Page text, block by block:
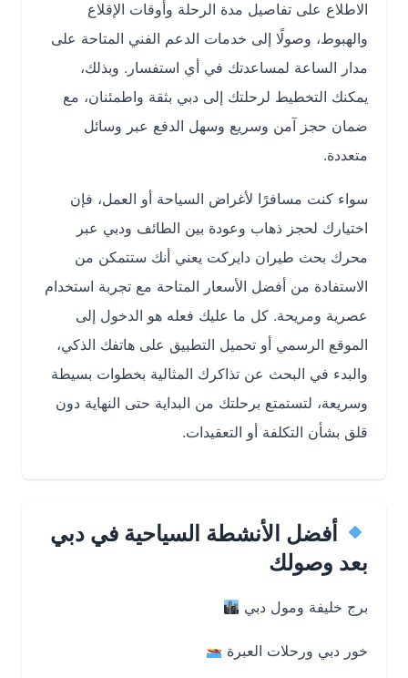
الاطلاع على تفاصيل مدة الرحلة وأوقات الإقلاع
والهبوط، وصولًا إلى خدمات الدعم الفني المتاحة على
مدار الساعة لمساعدتك في أي استفسار. وبذلك،
يمكنك التخطيط لرحلتك إلى دبي بثقة واطمئنان، مع
ضمان حجز آمن وسريع وسهل الدفع عبر وسائل
متعددة.
سواء كنت مسافرًا لأغراض السياحة أو العمل، فإن
اختيارك لحجز ذهاب وعودة بين الطائف ودبي عبر
محرك بحث طيران دايركت يعني أنك ستتمكن من
الاستفادة من أفضل الأسعار المتاحة مع تجربة استخدام
عصرية ومريحة. كل ما عليك فعله هو الدخول إلى
الموقع الرسمي أو تحميل التطبيق على هاتفك الذكي،
والبدء في البحث عن تذاكرك المثالية بخطوات بسيطة
وسريعة، لتستمتع برحلتك من البداية حتى النهاية دون
قلق بشأن التكلفة أو التعقيدات.
أفضل الأنشطة السياحية في دبي
بعد وصولك
برج خليفة ومول دبي
خور دبي ورحلات العبرة